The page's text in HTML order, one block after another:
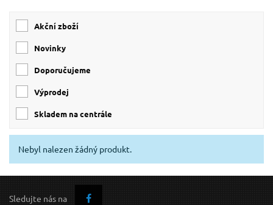
Akční zboží
Novinky
Doporučujeme
Výprodej
skladem na centrále
Nebyl nalezen žádný produkt.
Sledujte nás na